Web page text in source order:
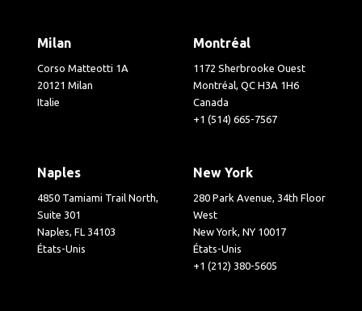
Milan
Corso Matteotti 1A
20121 Milan
Italie
Montréal
1172 Sherbrooke Ouest
Montréal, QC H3A 1H6
Canada
+1 (514) 665-7567
Naples
4850 Tamiami Trail North,
Suite 301
Naples, FL 34103
États-Unis
New York
280 Park Avenue, 34th Floor
West
New York, NY 10017
États-Unis
+1 (212) 380-5605